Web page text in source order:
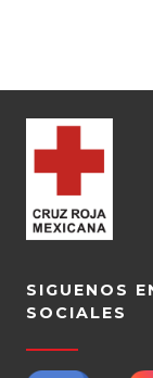
SIGUENOS
SOCIALES